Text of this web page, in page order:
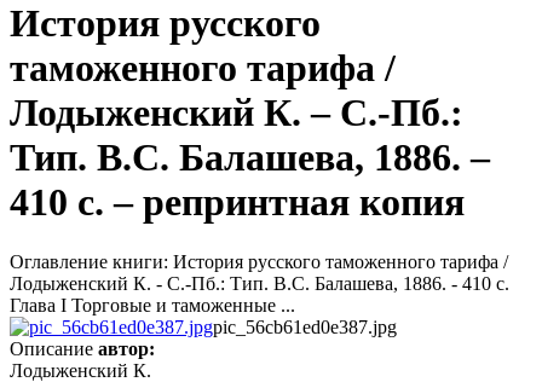
История русского
таможенного тарифа /
Лодыженский К. – С.-Пб.:
Тип. В.С. Балашева, 1886. –
410 c. – репринтная копия
Оглавление книги: История русского таможенного тарифа /
Лодыженский К. - С.-Пб.: Тип. В.С. Балашева, 1886. - 410 c.
Глава I Торговые и таможенные ...
pic_56cb61ed0e387.jpg
Описание автор:
Лодыженский К.